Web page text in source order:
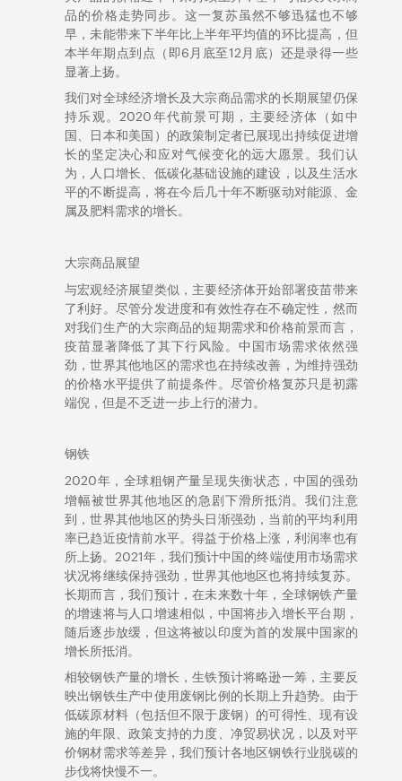
品的价格走势同步。这一复苏虽然不够迅猛也不够
早 ， 未能带来下半年比上半年平均值的环比提高，但
本半年期点到点 （ 即6 月底至12 月底） 还是录得一些
显著 上扬。
我们对全球经济增长及大宗商品需求的长期展望仍保
持乐观。 2020年代前景可期，主要经济体（如中
国、日本和美国）的政策制定者已展现出持续促进增
长的坚定决心和应对气候变化的远大愿景。 我们认
为，人口增长、低碳化基础设施的建设，以及生活水
平的不断提高，将在今后几十年不断驱动对能源、金
属及肥料需求的增长。
大宗商品展望
与宏观经济展望类似，主要经济体开始部署疫苗带来
了利好。尽管分发进度和有效性存在不确定性 ， 然而
对我们生产的大宗商品的短期需求和价格前景而言，
疫苗显著降低了其下行风险。中国市场需求依然强
劲，世界其他地区的需求也在持续改善，为维持强劲
的价格水平提供了前提条件。尽管价格复苏只是初露
端倪，但是不乏进一步上行的潜力。
钢铁
2020年， 全球粗钢产量呈现失衡状态，中国的强劲
增幅被世界其他地区的急剧下滑所抵消。我们注意
到，世界其他地区的势头日渐强劲，当前的平均利用
率已趋近疫情前水平。得益于价格上涨，利润率也有
所上扬。2021年，我们预计中国的终端使用市场需求
状况将继续保持强劲，世界其他地区也将持续复苏。
长期而言，我们预计，在未来数十年，全球钢铁产量
的增速将与人口增速相似，中国将步入增长平台期，
随后逐步放缓，但这将被以印度为首的发展中国家的
增长所抵消。
相较钢铁产量的增长，生铁预计将略逊一筹，主要反
映出钢铁生产中使用废钢比例的长期上升趋势。由于
低碳原材料（包括但不限于废钢）的可得性、现有设
施的年限、政策支持的力度、净贸易状况，以及对平
价钢材需求等差异，我们预计各地区钢铁行业脱碳的
步伐将快慢不一。